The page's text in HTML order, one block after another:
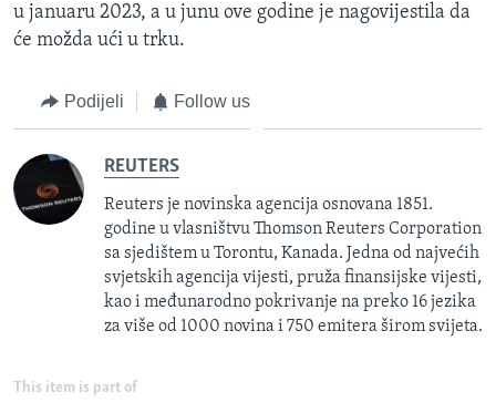
u januaru 2023, a u junu ove godine je nagovijestila da
će možda ući u trku.
Podijeli Follow us
REUTERS
Reuters je novinska agencija osnovana 1851.
godine u vlasništvu Thomson Reuters Corporation
sa sjedištem u Torontu, Kanada. Jedna od najvećih
svjetskih agencija vijesti, pruža finansijske vijesti,
kao i međunarodno pokrivanje na preko 16 jezika
za više od 1000 novina i 750 emitera širom svijeta.
This item is part of